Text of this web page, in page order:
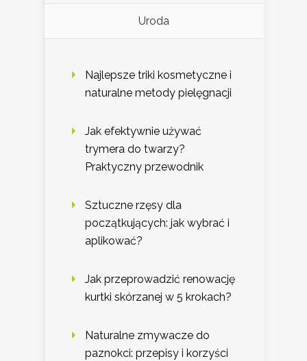
Uroda
Najlepsze triki kosmetyczne i
naturalne metody pielęgnacji
Jak efektywnie używać
trymera do twarzy?
Praktyczny przewodnik
Sztuczne rzęsy dla
początkujących: jak wybrać i
aplikować?
Jak przeprowadzić renowację
kurtki skórzanej w 5 krokach?
Naturalne zmywacze do
paznokci: przepisy i korzyści